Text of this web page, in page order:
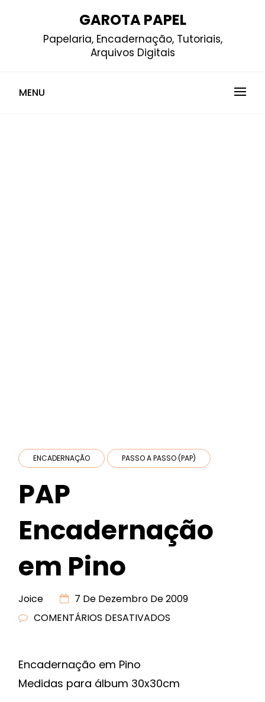
GAROTA PAPEL
Papelaria, Encadernação, Tutoriais,
Arquivos Digitais
MENU
ENCADERNAÇÃO PASSO A PASSO (PAP)
PAP
Encadernação
em Pino
Joice
7 De Dezembro De 2009
COMENTÁRIOS DESATIVADOS
PINO
Encadernação em Pino
Medidas para álbum 30x30cm